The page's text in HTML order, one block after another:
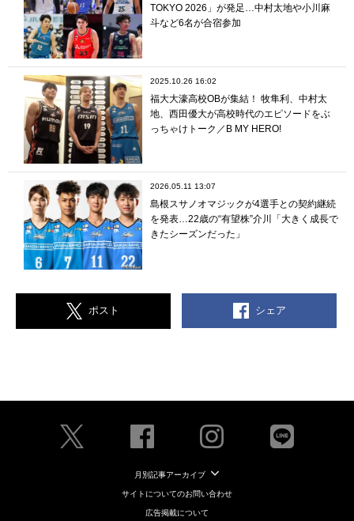
TOKYO 2026」が発足…中村太地や小川麻
斗など6名が合宿参加
2025.10.26 16:02
福大大濠高校OBが集結！ 牧隼利、中村太
地、西田優大が高校時代のエピソードをぶ
っちゃけトーク／B MY HERO!
2026.05.11 13:07
島根スサノオマジックが4選手との契約継続
を発表…22歳の“有望株”介川「大きく成長で
きたシーズンだった」
ポスト シェア
月別記事アーカイブ
サイトについてのお問い合わせ
広告掲載について